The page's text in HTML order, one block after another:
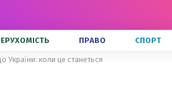
ПРАВО СПОРТ
України: коли це станеться